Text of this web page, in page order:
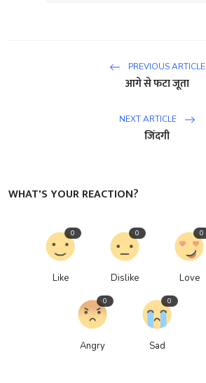
PREVIOUS ARTICLE
आगे से फटा जूता
NEXT ARTICLE
जिंदगी
WHAT'S YOUR REACTION?
Like
0
Dislike
0
Love
0
Angry
0
Sad
0